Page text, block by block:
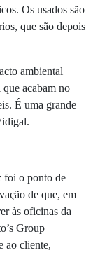
Os usados são
que são depois
ambiental
acabam no
É uma grande
foi o ponto de
de que, em
às oficinas da
Group
ao cliente,